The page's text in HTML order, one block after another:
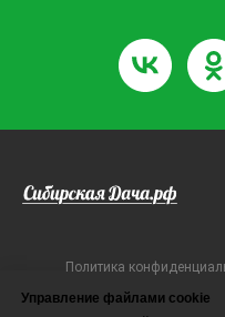
Управление файлами cookie
Политика